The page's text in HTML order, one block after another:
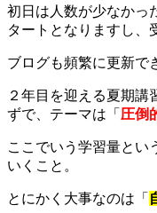
:
初日は人数が少なかっ
タートとなりますし、
ブログも頻繁に更新で
２年目を迎える夏期講
ずで、テーマは「 圧倒
ここでいう学習量とい
いくこと。
とにかく大事なのは「